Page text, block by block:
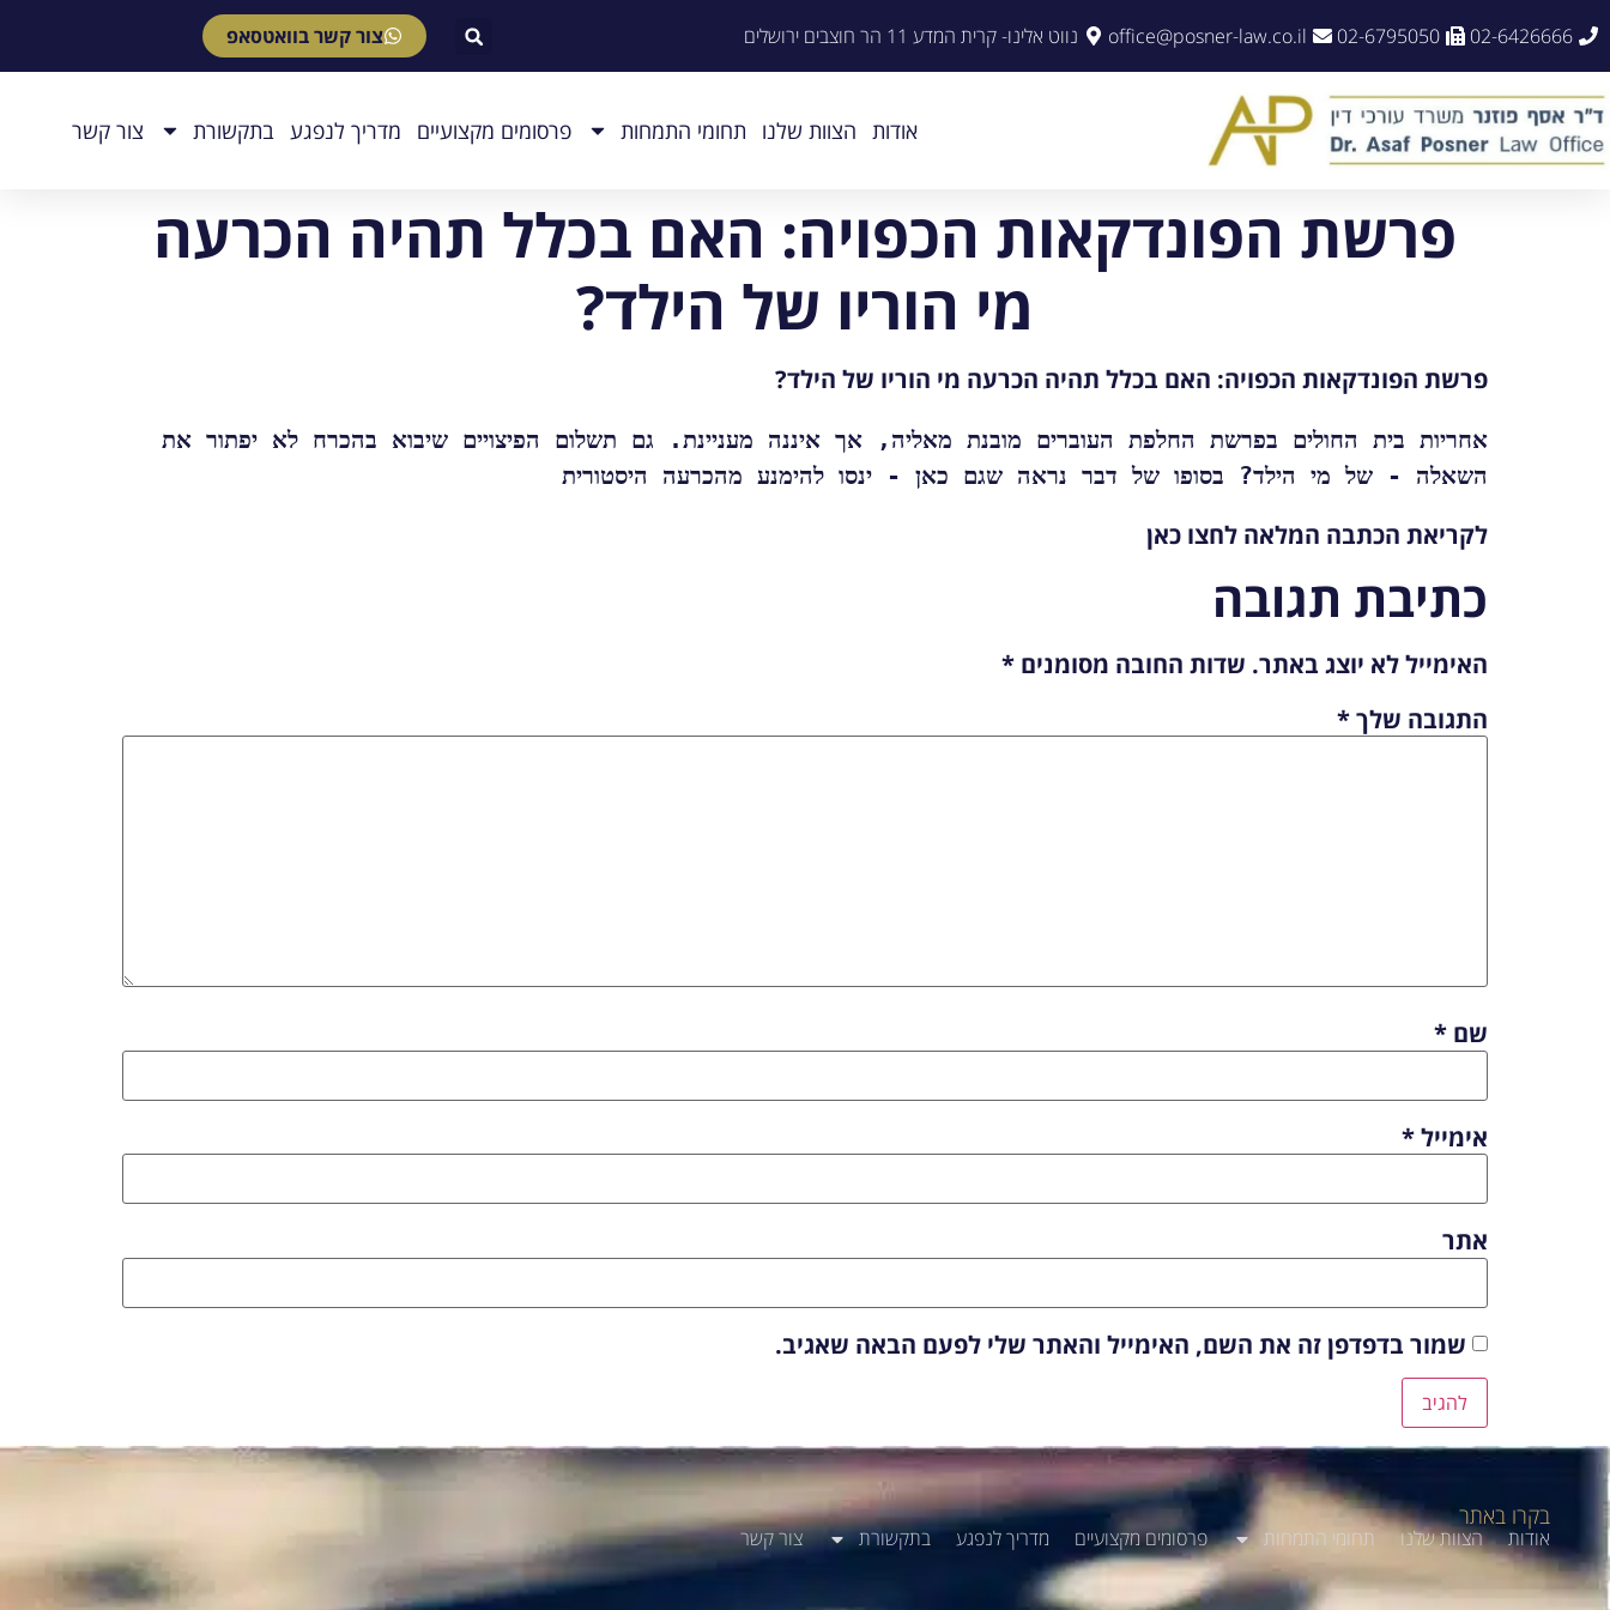
02-6426666
02-6795050
office@posner-law.co.il נווט אלינו- קרית המדע 11 הר חוצבים ירושלים צור קשר בוואטסאפ
אודות הצוות שלנו תחומי התמחות פרסומים מקצועיים מדריך לנפגע בתקשורת צור קשר
פרשת הפונדקאות הכפויה: האם בכלל תהיה הכרעה
מי הוריו של הילד?
פרשת הפונדקאות הכפויה: האם בכלל תהיה הכרעה מי הוריו של הילד?
השאלה - של מי הילד? בסופו של דבר נראה שגם כאן - ינסו להימנע מהכרעה היסטורית
לקריאת הכתבה המלאה לחצו כאן
כתיבת תגובה
האימייל לא יוצג באתר. שדות החובה מסומנים *
התגובה שלך*
שם *
אימייל*
אתר
שמור בדפדפן זה את השם, האימייל והאתר שלי לפעם הבאה שאגיב.
בקרו באתר
אודות הצוות שלנו תחומי התמחות פרסומים מקצועיים מדריך לנפגע בתקשורת צור קשר